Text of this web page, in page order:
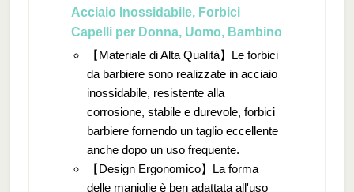
Acciaio Inossidabile, Forbici
Capelli per Donna, Uomo, Bambino
【Materiale di Alta Qualità】Le forbici
da barbiere sono realizzate in acciaio
inossidabile, resistente alla
corrosione, stabile e durevole, forbici
barbiere fornendo un taglio eccellente
anche dopo un uso frequente.
【Design Ergonomico】La forma
delle maniglie è ben adattata all'uso